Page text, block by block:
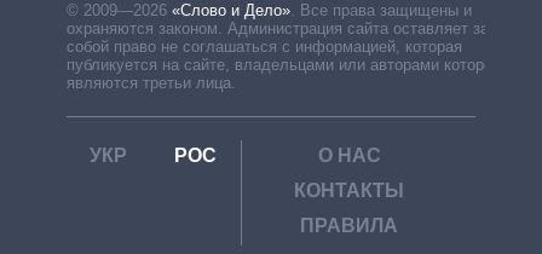
© 2009—2026 «Слово и Дело». Все права защищены и
охраняются законом. Администрация сайта оставляет за
собой право не соглашаться с информацией, которая
публикуется на сайте, владельцами или авторами которой
являются третьи лица.
УКР РОС
О НАС
КОНТАКТЫ
ПРАВИЛА